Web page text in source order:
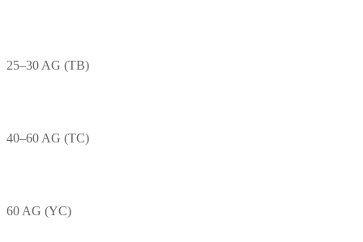
25–30 AG (TB)
40–60 AG (TC)
60 AG (YC)